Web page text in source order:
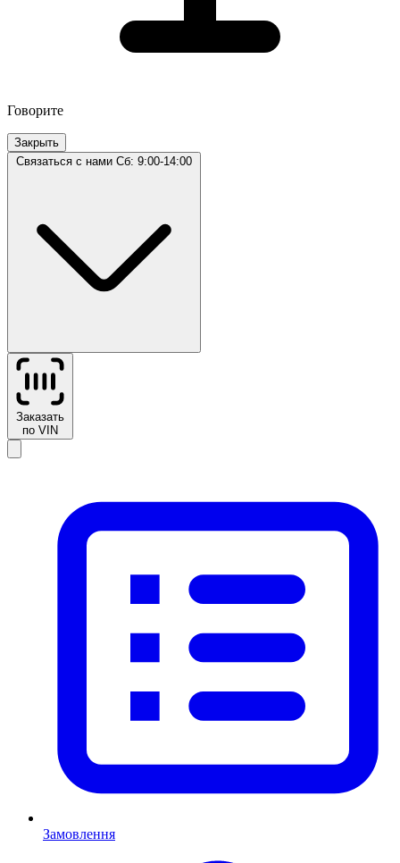
Говорите
Закрыть
Связаться с нами Сб: 9:00-14:00
Заказать
по VIN
Замовлення